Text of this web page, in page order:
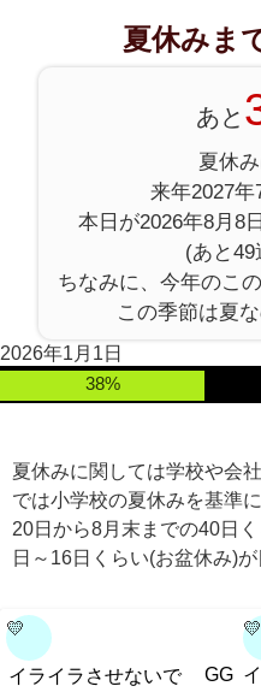
夏休みま
あと
夏休
来年2027年
本日が2026年8月8
(あと49
ちなみに、今年のこ
この季節は夏
2026年1月1日
38%
夏休みに関しては学校や会
では小学校の夏休みを基準
20日から8月末までの40日
日～16日くらい(お盆休み)が
💛
イライラさせないで GG
💛